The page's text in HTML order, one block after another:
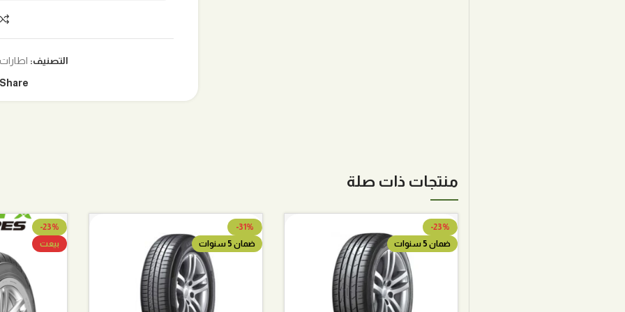
التصنيف: اطارات
Share:
منتجات ذات صلة
-23%
ضمان 5 سنوات
-31%
ضمان 5 سنوات
-23%
بيعت